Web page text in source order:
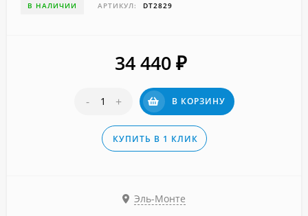
В НАЛИЧИИ АРТИКУЛ: DT2829
34 440 ₽
- + В КОРЗИНУ
КУПИТЬ В 1 КЛИК
Эль-Монте